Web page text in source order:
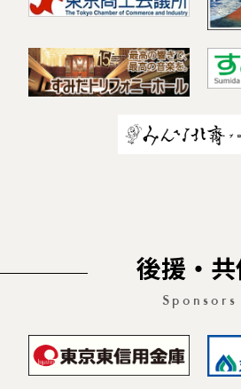
後援・共
Sponsors